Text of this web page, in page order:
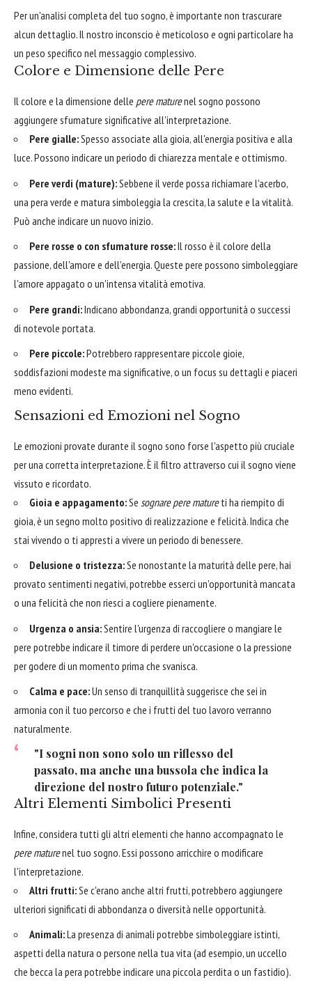
Per un'analisi completa del tuo sogno, è importante non trascurare
alcun dettaglio. Il nostro inconscio è meticoloso e ogni particolare ha
un peso specifico nel messaggio complessivo.
Colore e Dimensione delle Pere
Il colore e la dimensione delle pere maturenel sogno possono
aggiungere sfumature significative all'interpretazione.
Pere gialle:Spesso associate alla gioia, all'energia positiva e alla
luce. Possono indicare un periodo di chiarezza mentale e ottimismo.
Pere verdi (mature):Sebbene il verde possa richiamare l'acerbo,
una pera verde e matura simboleggia la crescita, la salute e la vitalità.
Può anche indicare un nuovo inizio.
Pere rosse o con sfumature rosse:Il rosso è il colore della
passione, dell'amore e dell'energia. Queste pere possono simboleggiare
l'amore appagato o un'intensa vitalità emotiva.
Pere grandi:Indicano abbondanza, grandi opportunità o successi
di notevole portata.
Pere piccole:Potrebbero rappresentare piccole gioie,
soddisfazioni modeste ma significative, o un focus su dettagli e piaceri
meno evidenti.
Sensazioni ed Emozioni nel Sogno
Le emozioni provate durante il sogno sono forse l'aspetto più cruciale
per una corretta interpretazione. È il filtro attraverso cui il sogno viene
vissuto e ricordato.
Gioia e appagamento:Se sognare pere matureti ha riempito di
gioia, è un segno molto positivo di realizzazione e felicità. Indica che
stai vivendo o ti appresti a vivere un periodo di benessere.
Delusione o tristezza:Se nonostante la maturità delle pere, hai
provato sentimenti negativi, potrebbe esserci un'opportunità mancata
o una felicità che non riesci a cogliere pienamente.
Urgenza o ansia:Sentire l'urgenza di raccogliere o mangiare le
pere potrebbe indicare il timore di perdere un'occasione o la pressione
per godere di un momento prima che svanisca.
Calma e pace:Un senso di tranquillità suggerisce che sei in
armonia con il tuo percorso e che i frutti del tuo lavoro verranno
naturalmente.
"I sogni non sono solo un riflesso del
passato, ma anche una bussola che indica la
direzione del nostro futuro potenziale."
Altri Elementi Simbolici Presenti
Infine, considera tutti gli altri elementi che hanno accompagnato le
pere maturenel tuo sogno. Essi possono arricchire o modificare
l'interpretazione.
Altri frutti:Se c'erano anche altri frutti, potrebbero aggiungere
ulteriori significati di abbondanza o diversità nelle opportunità.
Animali:La presenza di animali potrebbe simboleggiare istinti,
aspetti della natura o persone nella tua vita (ad esempio, un uccello
che becca la pera potrebbe indicare una piccola perdita o un fastidio).